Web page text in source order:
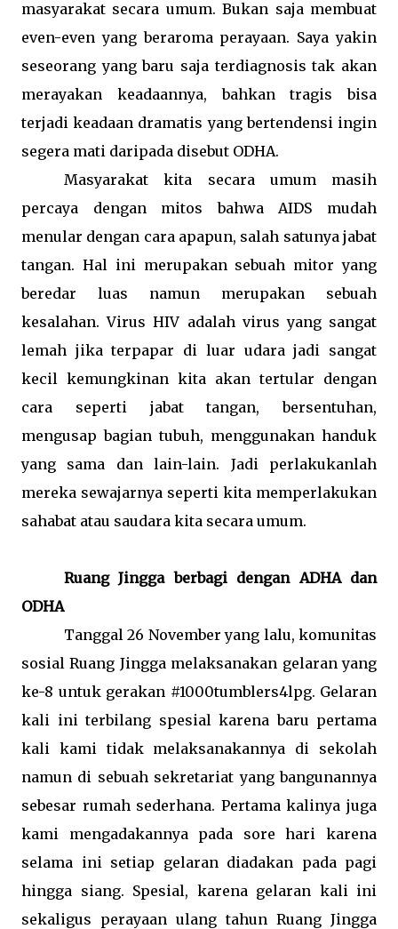
masyarakat secara umum. Bukan saja membuat
even-even yang beraroma perayaan. Saya yakin
seseorang yang baru saja terdiagnosis tak akan
merayakan keadaannya, bahkan tragis bisa
terjadi keadaan dramatis yang bertendensi ingin
segera mati daripada disebut ODHA.
Masyarakat kita secara umum masih
percaya dengan mitos bahwa AIDS mudah
menular dengan cara apapun, salah satunya jabat
tangan. Hal ini merupakan sebuah mitor yang
beredar luas namun merupakan sebuah
kesalahan. Virus HIV adalah virus yang sangat
lemah jika terpapar di luar udara jadi sangat
kecil kemungkinan kita akan tertular dengan
cara seperti jabat tangan, bersentuhan,
mengusap bagian tubuh, menggunakan handuk
yang sama dan lain-lain. Jadi perlakukanlah
mereka sewajarnya seperti kita memperlakukan
sahabat atau saudara kita secara umum.
Ruang Jingga berbagi dengan ADHA dan
ODHA
Tanggal 26 November yang lalu, komunitas
sosial Ruang Jingga melaksanakan gelaran yang
ke-8 untuk gerakan #1000tumblers4lpg. Gelaran
kali ini terbilang spesial karena baru pertama
kali kami tidak melaksanakannya di sekolah
namun di sebuah sekretariat yang bangunannya
sebesar rumah sederhana. Pertama kalinya juga
kami mengadakannya pada sore hari karena
selama ini setiap gelaran diadakan pada pagi
hingga siang. Spesial, karena gelaran kali ini
sekaligus perayaan ulang tahun Ruang Jingga